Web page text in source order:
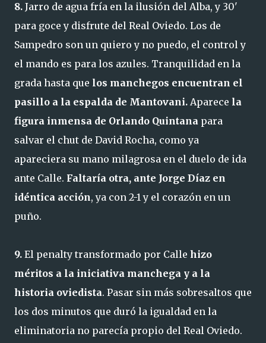
8. Jarro de agua fría en la ilusión del Alba, y 30'
para goce y disfrute del Real Oviedo. Los de
Sampedro son un quiero y no puedo, el control y
el mando es para los azules. Tranquilidad en la
grada hasta que los manchegos encuentran el
pasillo a la espalda de Mantovani. Aparece la
figura inmensa de Orlando Quintana para
salvar el chut de David Rocha, como ya
apareciera su mano milagrosa en el duelo de ida
ante Calle. Faltaría otra, ante Jorge Díaz en
idéntica acción, ya con 2-1 y el corazón en un
puño.
9. El penalty transformado por Calle hizo
méritos a la iniciativa manchega y a la
historia oviedista. Pasar sin más sobresaltos que
los dos minutos que duró la igualdad en la
eliminatoria no parecía propio del Real Oviedo.